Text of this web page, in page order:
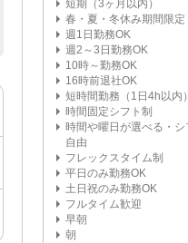
短期（3ヶ月以内）
春・夏・冬休み期間限定
週1日勤務OK
週2～3日勤務OK
10時～勤務OK
16時前退社OK
短時間勤務（1日4h以内
時間固定シフト制
時間や曜日が選べる・シ
自由
フレックスタイム制
平日のみ勤務OK
土日祝のみ勤務OK
フルタイム歓迎
早朝
朝